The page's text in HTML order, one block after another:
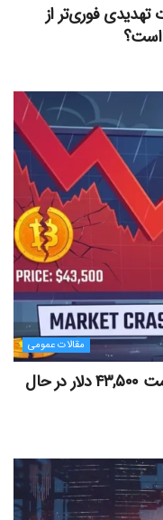
فوری‌تر از
است؟
مقالات عمومی
مایکل ترپین: متاسفم، بیت‌کوین به سمت ۴۳,۵۰۰ دلار در حال